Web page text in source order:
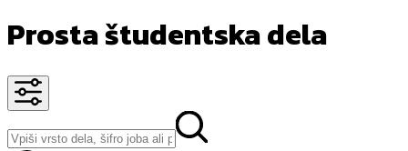
Prosta študentska dela